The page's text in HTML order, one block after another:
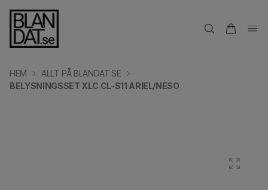
HEM
ALLT PÅ BLANDAT.SE
BELYSNINGSSET XLC CL-S11 ARIEL/NESO